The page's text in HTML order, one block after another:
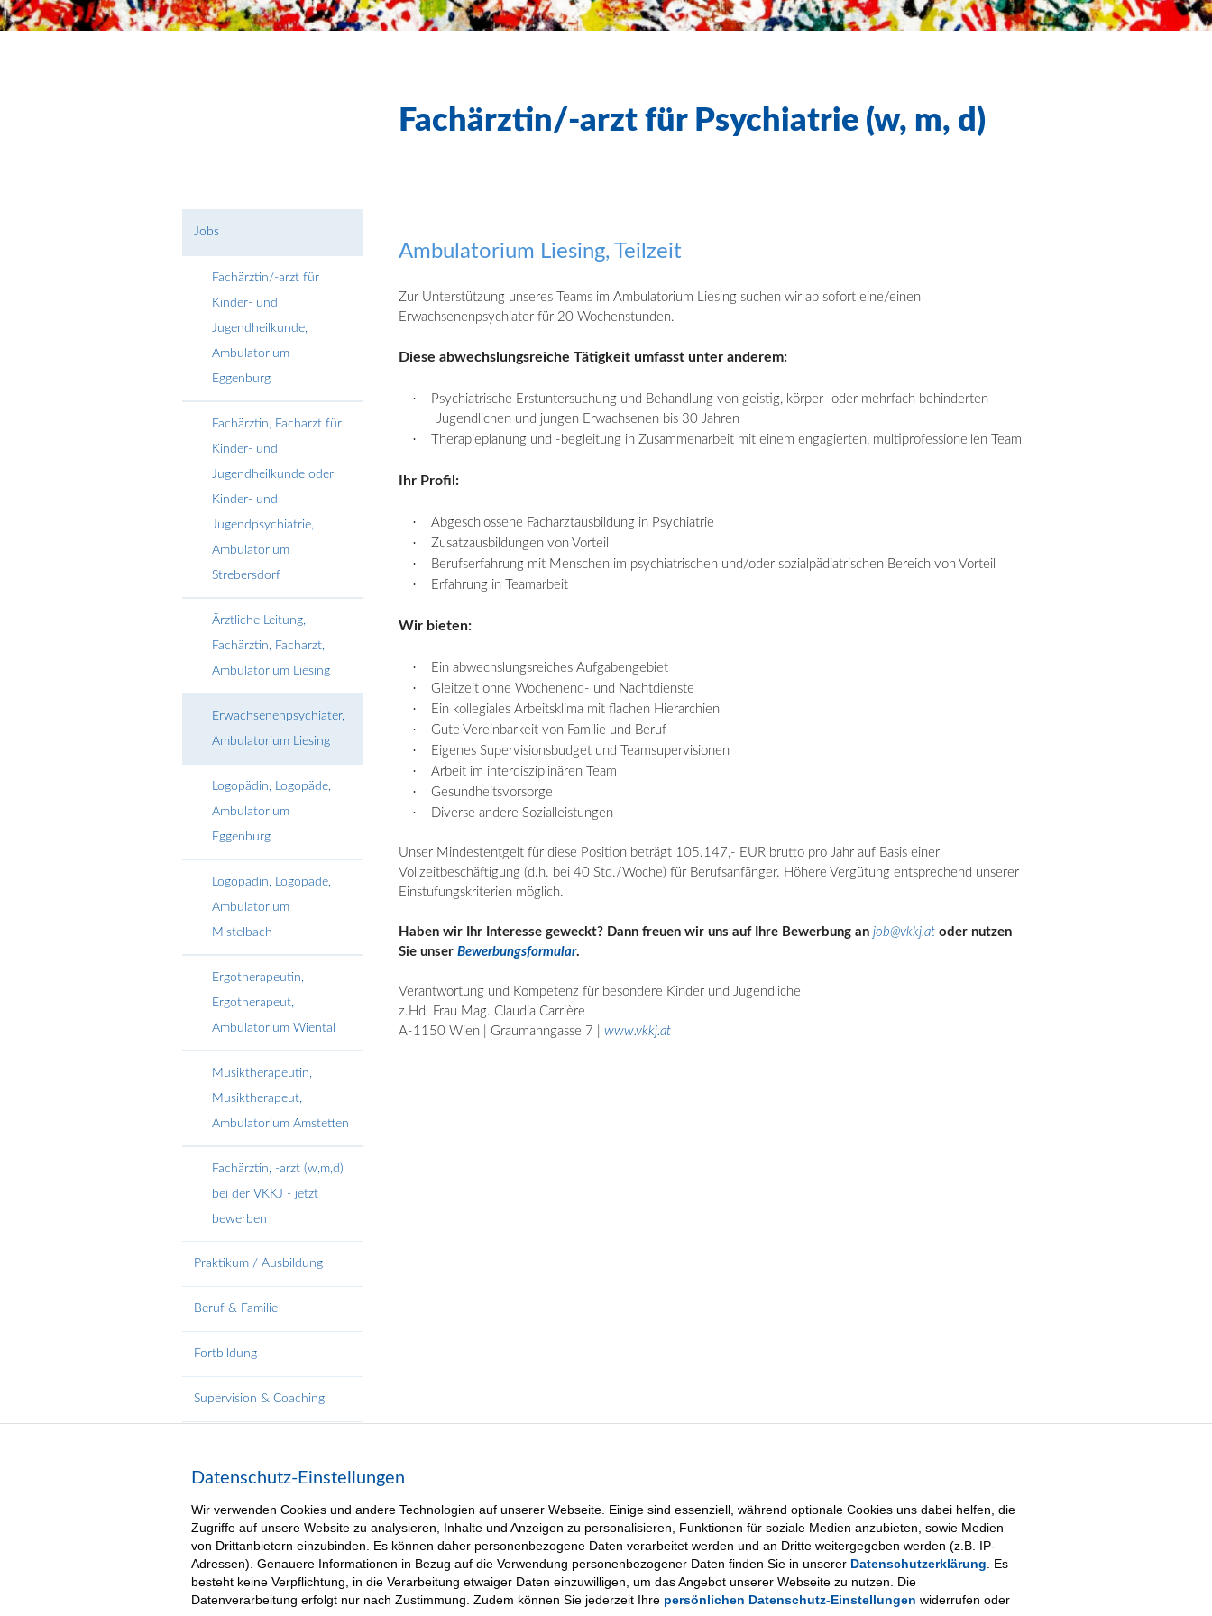
Jobs
Fachärztin/-arzt für
Kinder- und
Jugendheilkunde,
Ambulatorium
Eggenburg
Fachärztin, Facharzt für
Kinder- und
Jugendheilkunde oder
Kinder- und
Jugendpsychiatrie,
Ambulatorium
Strebersdorf
Ärztliche Leitung,
Fachärztin, Facharzt,
Ambulatorium Liesing
Erwachsenenpsychiater,
Ambulatorium Liesing
Logopädin, Logopäde,
Ambulatorium
Eggenburg
Logopädin, Logopäde,
Ambulatorium
Mistelbach
Ergotherapeutin,
Ergotherapeut,
Ambulatorium Wiental
Musiktherapeutin,
Musiktherapeut,
Ambulatorium Amstetten
Fachärztin, -arzt (w,m,d)
bei der VKKJ - jetzt
bewerben
Praktikum / Ausbildung
Beruf & Familie
Fortbildung
Supervision & Coaching
Fachärztin/-arzt für Psychiatrie (w, m, d)
Ambulatorium Liesing, Teilzeit
Zur Unterstützung unseres Teams im Ambulatorium Liesing suchen wir ab sofort eine/einen
Erwachsenenpsychiater für 20 Wochenstunden.
Diese abwechslungsreiche Tätigkeit umfasst unter anderem:
·
Psychiatrische Erstuntersuchung und Behandlung von geistig, körper- oder mehrfach behinderten
Jugendlichen und jungen Erwachsenen bis 30 Jahren
· Therapieplanung und -begleitung in Zusammenarbeit mit einem engagierten, multiprofessionellen Team
Ihr Profil:
· Abgeschlossene Facharztausbildung in Psychiatrie
· Zusatzausbildungen von Vorteil
· Berufserfahrung mit Menschen im psychiatrischen und/oder sozialpädiatrischen Bereich von Vorteil
· Erfahrung in Teamarbeit
Wir bieten:
· Ein abwechslungsreiches Aufgabengebiet
· Gleitzeit ohne Wochenend- und Nachtdienste
· Ein kollegiales Arbeitsklima mit flachen Hierarchien
· Gute Vereinbarkeit von Familie und Beruf
· Eigenes Supervisionsbudget und Teamsupervisionen
· Arbeit im interdisziplinären Team
· Gesundheitsvorsorge
· Diverse andere Sozialleistungen
Unser Mindestentgelt für diese Position beträgt 105.147,- EUR brutto pro Jahr auf Basis einer
Vollzeitbeschäftigung (d.h. bei 40 Std./Woche) für Berufsanfänger. Höhere Vergütung entsprechend unserer
Einstufungskriterien möglich.
Haben wir Ihr Interesse geweckt? Dann freuen wir uns auf Ihre Bewerbung an job@vkkj.at oder nutzen
Sie unser Bewerbungsformular.
Verantwortung und Kompetenz für besondere Kinder und Jugendliche
z.Hd. Frau Mag. Claudia Carrière
A-1150 Wien | Graumanngasse 7 | www.vkkj.at
Datenschutz-Einstellungen
Wir verwenden Cookies und andere Technologien auf unserer Webseite. Einige sind essenziell, während optionale Cookies uns dabei helfen, die
Zugriffe auf unsere Website zu analysieren, Inhalte und Anzeigen zu personalisieren, Funktionen für soziale Medien anzubieten, sowie Medien
von Drittanbietern einzubinden. Es können daher personenbezogene Daten verarbeitet werden und an Dritte weitergegeben werden (z.B. IP-
Adressen). Genauere Informationen in Bezug auf die Verwendung personenbezogener Daten finden Sie in unserer Datenschutzerklärung . Es
besteht keine Verpflichtung, in die Verarbeitung etwaiger Daten einzuwilligen, um das Angebot unserer Webseite zu nutzen. Die
Datenverarbeitung erfolgt nur nach Zustimmung. Zudem können Sie jederzeit Ihre persönlichen Datenschutz-Einstellungen widerrufen oder